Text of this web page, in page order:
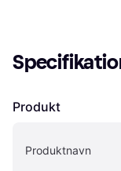
Produkt
Produktnavn